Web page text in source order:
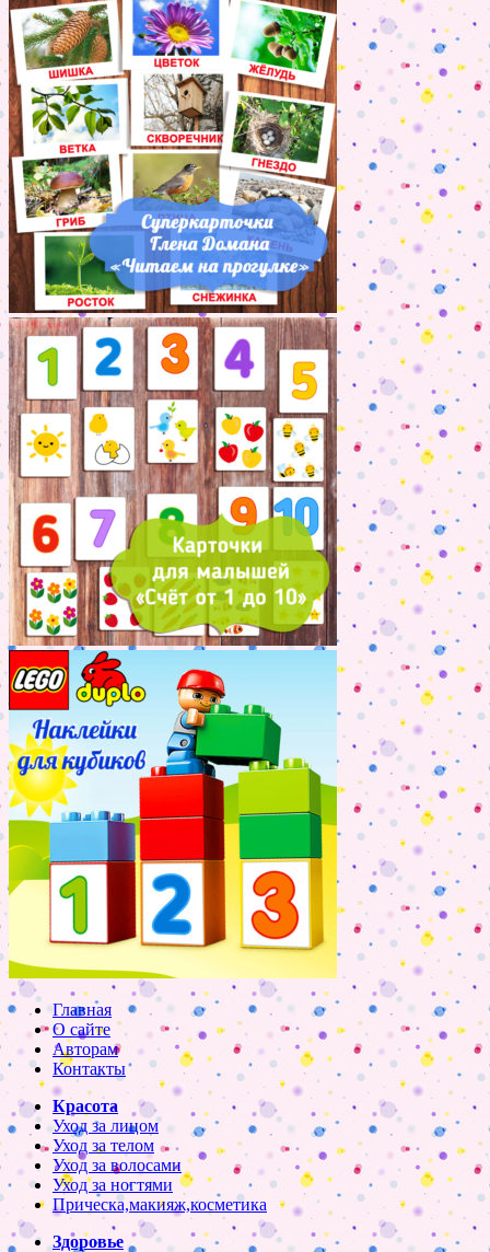
Главная
О сайте
Авторам
Контакты
Красота
Уход за лицом
Уход за телом
Уход за волосами
Уход за ногтями
Прическа,макияж,косметика
Здоровье